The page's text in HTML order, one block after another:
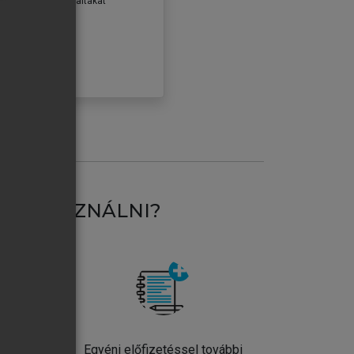
HASZNÁLNI?
Egyéni előfizetéssel további